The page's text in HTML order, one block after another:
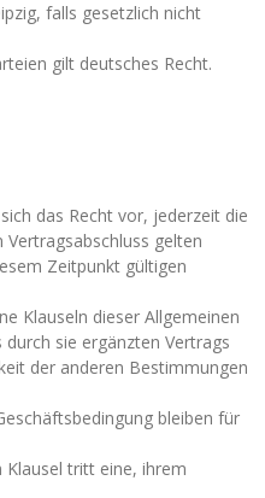
falls gesetzlich nicht
gilt deutsches Recht.
das Recht vor, jederzeit die
gelten
Zeitpunkt gültigen
dieser Allgemeinen
sie ergänzten Vertrags
der anderen Bestimmungen
bleiben für
tritt eine, ihrem